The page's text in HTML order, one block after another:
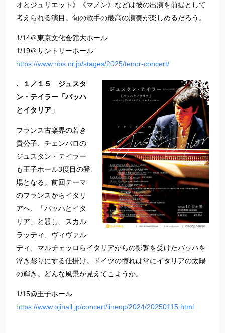
オとジュリエット》《マノン》などは彼の出演を前提として
考えられる演目。旬の歌手の最高の演奏が楽しめるだろう。
1/14＠東京文化会館大ホール
1/19＠サントリーホール
https://www.nbs.or.jp/stages/2025/tenor-concert/
♩１／１５ ジュスタ
ン・テイラー「バッハ
とイタリア」
フランス古楽界の若き
貴公子、チェンバロの
ジュスタン・テイラー
も王子ホール3度目の登
場となる。前回テーマ
のフランスからイタリ
アへ、「バッハとイタ
リア」と題し、スカル
ラッティ、ヴィヴァル
ディ、マルチェッロらイタリアからの影響を受けたバッハを
浮き彫りにする仕掛け。ドイツの憧れは常にイタリアの太陽
の輝き。どんな風景が見えてこようか。
1/15@王子ホール
https://www.ojihall.jp/concert/lineup/2024/20250115.html